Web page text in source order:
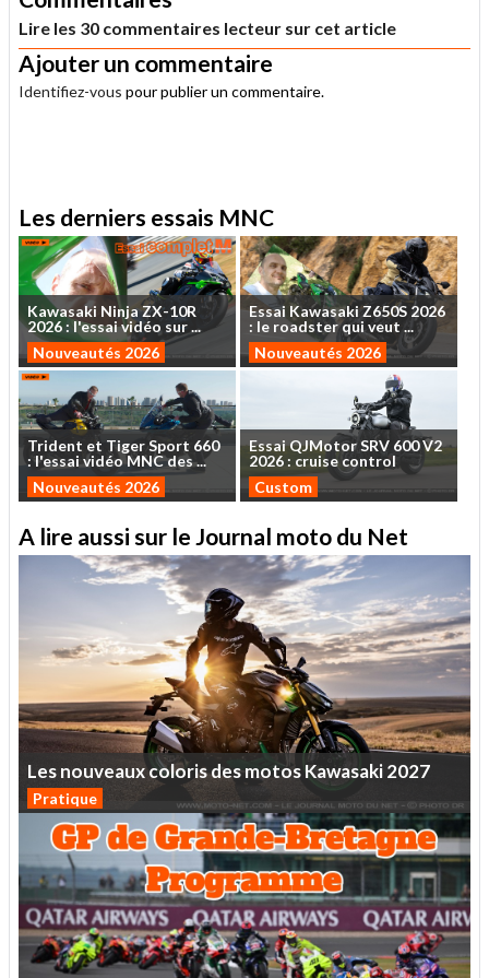
Lire les 30 commentaires lecteur sur cet article
Ajouter un commentaire
Identifiez-vous pour publier un commentaire.
Les derniers essais MNC
Kawasaki NinjaZX-10R
2026: l'essaividéo sur...
Nouveautés 2026
Essai Kawasaki Z650S 2026
: le roadsterquiveut ...
Nouveautés 2026
Trident et TigerSport 660
: l'essaividéo MNCdes...
Nouveautés 2026
EssaiQJMotorSRV 600V2
2026 : cruise control
Custom
A lire aussi sur le Journal moto du Net
LesnouveauxcolorisdesmotosKawasaki2027
Pratique